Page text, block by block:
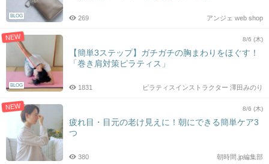
BLOG アンジェ web shop
269
NEW
BLOG
8/6 (木)
【簡単3ステップ】ガチガチの胸まわりをほぐす！
「巻き肩対策ピラティス」
ピラティスインストラクター 澤田みのり
1831
NEW 8/6 (木)
疲れ目・目元の老け見えに！朝にできる簡単ケア3
つ
朝時間.jp編集部
380